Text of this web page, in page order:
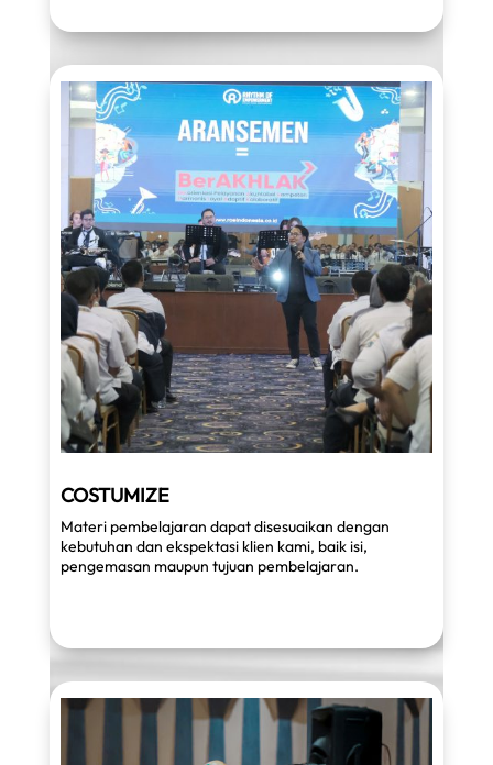
COSTUMIZE
Materi pembelajaran dapat disesuaikan dengan
kebutuhan dan ekspektasi klien kami, baik isi,
pengemasan maupun tujuan pembelajaran.